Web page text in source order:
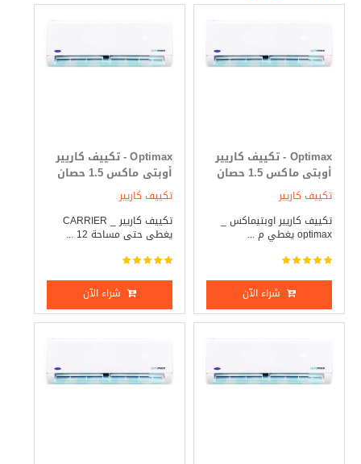
Optimax - تكييف كاريير
أوبتى ماكس 1.5 حصان
بارد فقط
تكييف كاريير
تكييف كاريير اوبتيماكس _
optimax يغطي م ...
شراء الآن
Optimax - تكييف كاريير
أوبتى ماكس 1.5 حصان
بارد _ ساخن
تكييف كاريير
تكييف كاريير _ CARRIER
يغطى حتى مساحة 12 ...
شراء الآن